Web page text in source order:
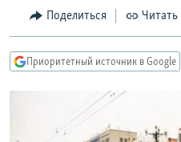
Вернутся
КУЛЬТУРА
КАВКАЗ.РЕАЛИИ
СЕВЕР.РЕАЛИИ
СИБИРЬ.РЕАЛИИ
Поделиться Читать
Приоритетный источник в Google